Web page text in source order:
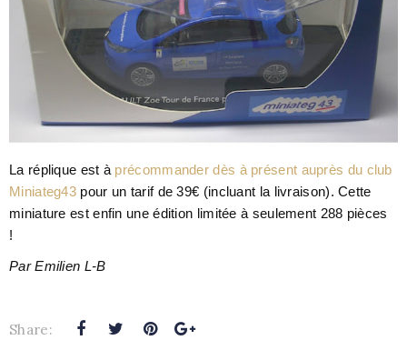
La réplique est à précommander dès à présent auprès du club
Miniateg43 pour un tarif de 39€ (incluant la livraison). Cette
miniature est enfin une édition limitée à seulement 288 pièces
!
Par Emilien L-B
Share: